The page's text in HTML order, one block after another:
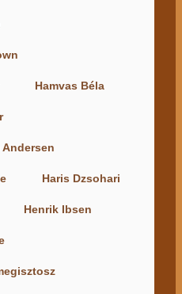
Hamvas Béla
Haris Dzsohari
Henrik Ibsen